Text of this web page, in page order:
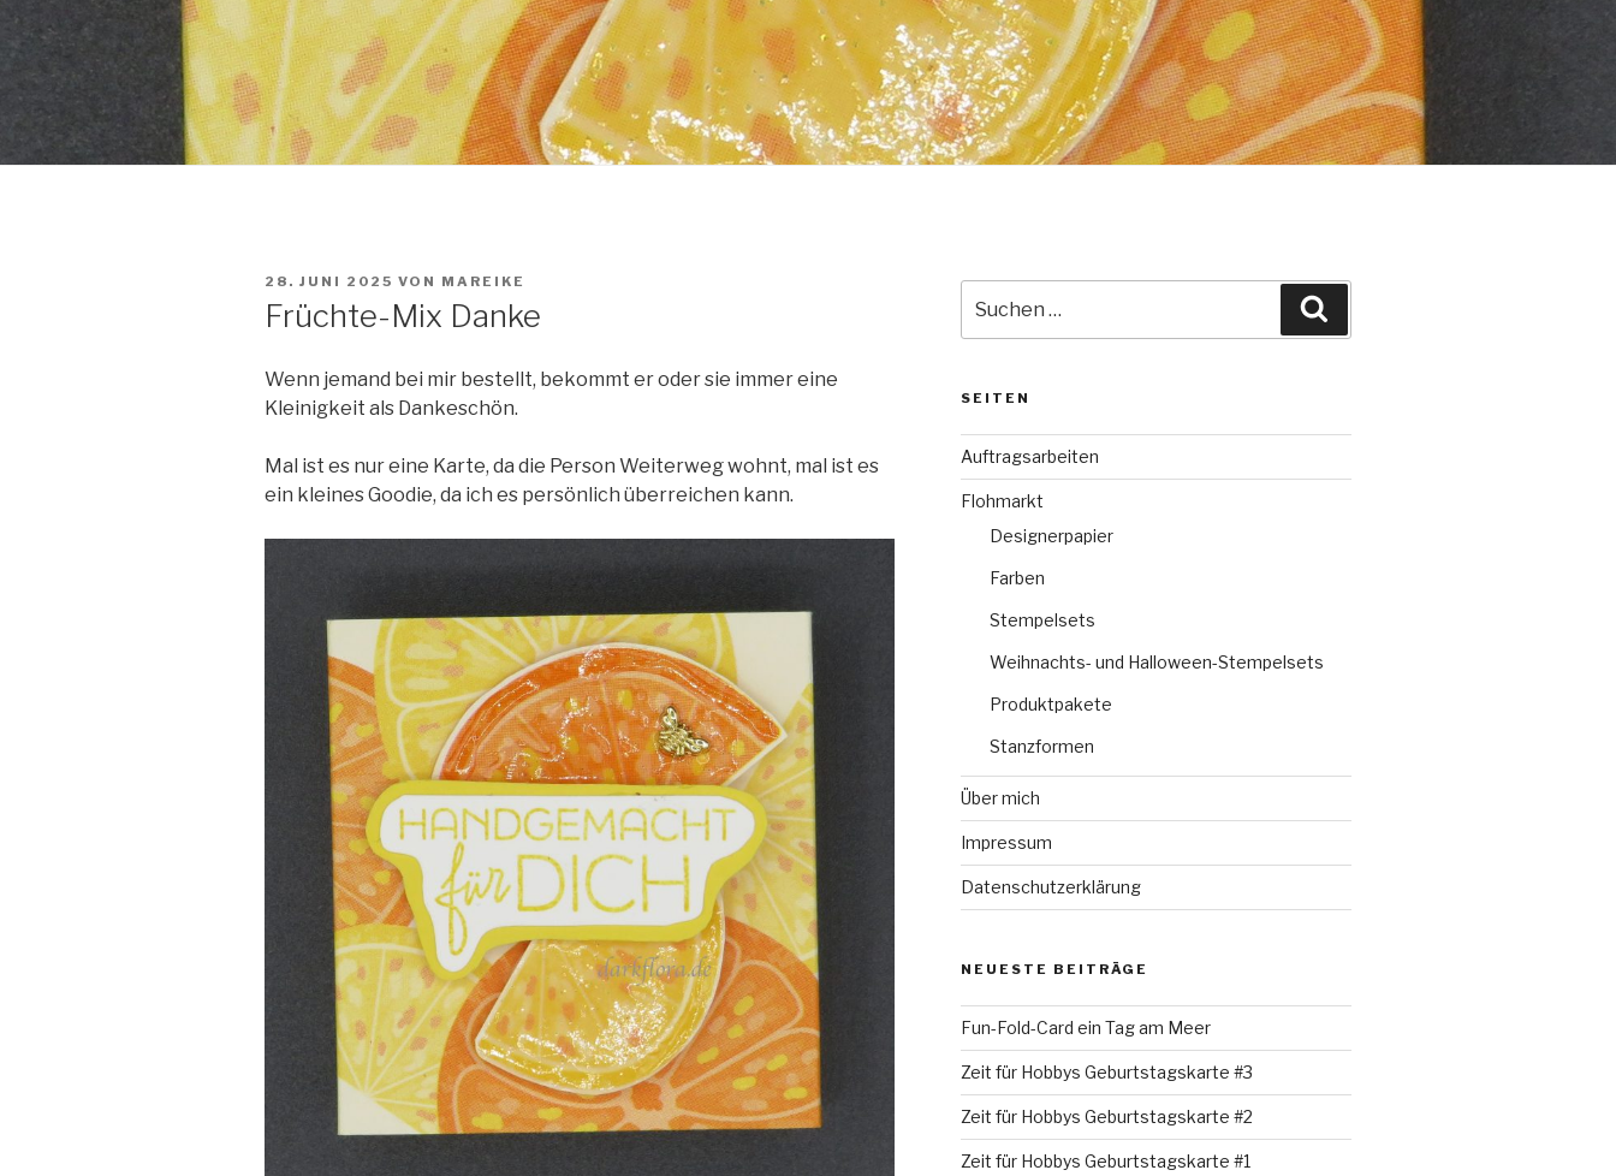
VERÖFFENTLICHT
28. JUNI 2025 VON MAREIKE
Früchte-Mix Danke
Wenn jemand bei mir bestellt, bekommt er oder sie immer eine
Kleinigkeit als Dankeschön.
Mal ist es nur eine Karte, da die Person Weiterweg wohnt, mal ist es
ein kleines Goodie, da ich es persönlich überreichen kann.
nach:
SEITEN
Auftragsarbeiten
Flohmarkt
Designerpapier
Farben
Stempelsets
Weihnachts- und Halloween-Stempelsets
Produktpakete
Stanzformen
Über mich
Impressum
Datenschutzerklärung
NEUESTE BEITRÄGE
Fun-Fold-Card ein Tag am Meer
Zeit für Hobbys Geburtstagskarte #3
Zeit für Hobbys Geburtstagskarte #2
Zeit für Hobbys Geburtstagskarte #1